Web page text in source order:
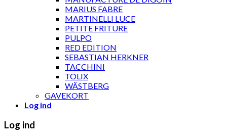
MARIUS FABRE
MARTINELLI LUCE
PETITE FRITURE
PULPO
RED EDITION
SEBASTIAN HERKNER
TACCHINI
TOLIX
WÄSTBERG
GAVEKORT
Log ind
Log ind